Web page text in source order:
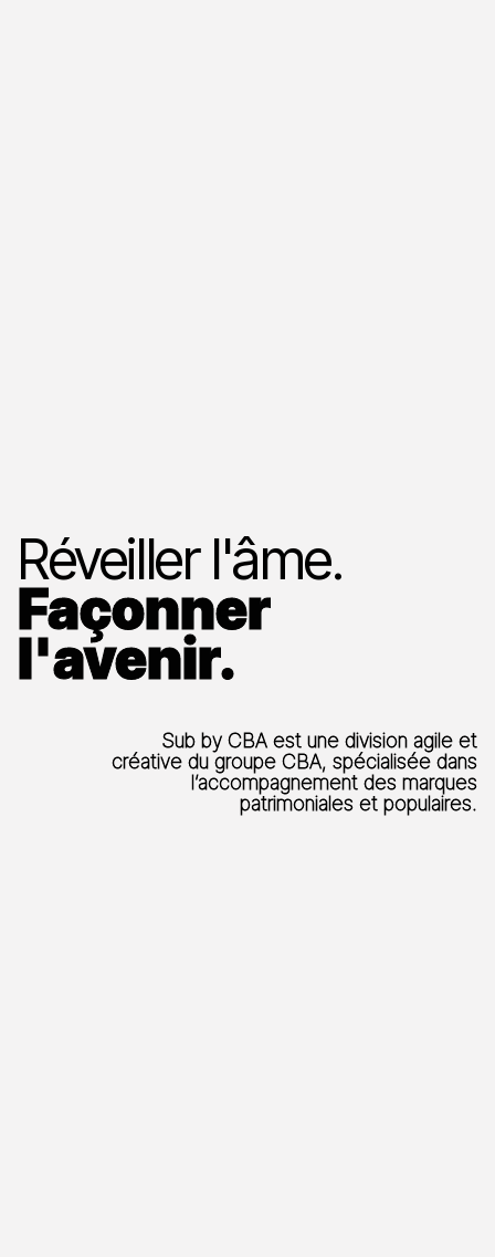
Réveiller l'âme.
Façonner
l'avenir.
Sub by CBA est une division agile et
créative du groupe CBA, spécialisée dans
l’accompagnement des marques
patrimoniales et populaires.